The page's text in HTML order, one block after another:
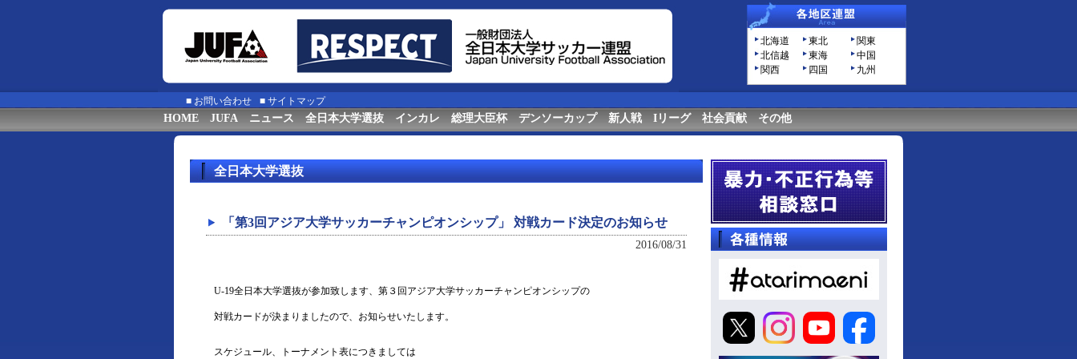
北海道 東北
関東
北信越
東海
中国
関西
四国 九州
■ お問い合わせ ■ サイトマップ
HOME JUFA ニュース 全日本大学選抜 インカレ 総理大臣杯 デンソーカップ 新人戦 Iリーグ 社会貢献 その他
全日本大学選抜
「第3回アジア大学サッカーチャンピオンシップ」 対戦カード決定のお知らせ
2016/08/31
U-19全日本大学選抜が参加致します、第３回アジア大学サッカーチャンピオンシップの
対戦カードが決まりましたので、お知らせいたします。
スケジュール、トーナメント表につきましては